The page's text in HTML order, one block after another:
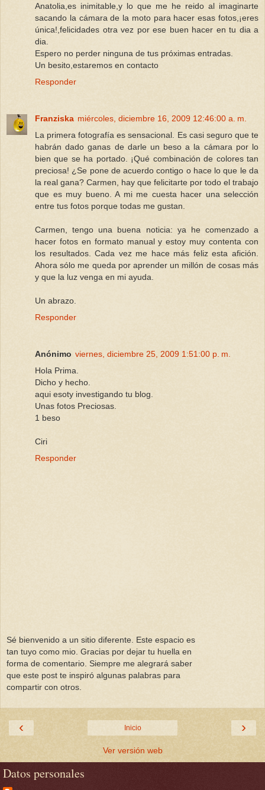
Anatolia,es inimitable,y lo que me he reido al imaginarte
sacando la cámara de la moto para hacer esas fotos,¡eres
única!,felicidades otra vez por ese buen hacer en tu dia a
dia.
Espero no perder ninguna de tus próximas entradas.
Un besito,estaremos en contacto
Responder
Franziska miércoles, diciembre 16, 2009 12:46:00 a. m.
La primera fotografía es sensacional. Es casi seguro que te
habrán dado ganas de darle un beso a la cámara por lo
bien que se ha portado. ¡Qué combinación de colores tan
preciosa! ¿Se pone de acuerdo contigo o hace lo que le da
la real gana? Carmen, hay que felicitarte por todo el trabajo
que es muy bueno. A mi me cuesta hacer una selección
entre tus fotos porque todas me gustan.
Carmen, tengo una buena noticia: ya he comenzado a
hacer fotos en formato manual y estoy muy contenta con
los resultados. Cada vez me hace más feliz esta afición.
Ahora sólo me queda por aprender un millón de cosas más
y que la luz venga en mi ayuda.
Un abrazo.
Responder
Anónimo viernes, diciembre 25, 2009 1:51:00 p. m.
Hola Prima.
Dicho y hecho.
aqui esoty investigando tu blog.
Unas fotos Preciosas.
1 beso
Ciri
Responder
Sé bienvenido a un sitio diferente. Este espacio es
tan tuyo como mio. Gracias por dejar tu huella en
forma de comentario. Siempre me alegrará saber
que este post te inspiró algunas palabras para
compartir con otros.
‹ ›
Inicio
Ver versión web
Datos personales